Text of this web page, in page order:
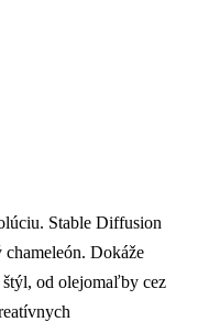
Stable Diffusion
Dokáže
od olejomaľby cez